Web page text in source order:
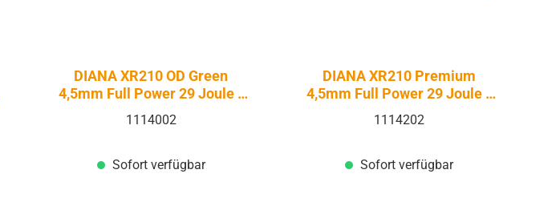
DIANA XR210 OD Green
4,5mm Full Power 29 Joule -
Druckluft Pressluft | PCP
1114002
Sofort verfügbar
DIANA XR210 Premium
4,5mm Full Power 29 Joule -
Druckluft Pressluft | PCP
1114202
Sofort verfügbar